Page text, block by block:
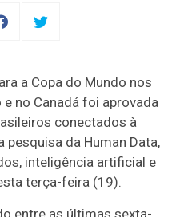
a Copa do Mundo nos
no Canadá foi aprovada
conectados à
pesquisa da Human Data,
inteligência artificial e
terça-feira (19).
entre as últimas sexta-